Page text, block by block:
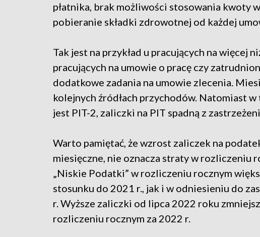
płatnika, brak możliwości stosowania kwoty
pobieranie składki zdrowotnej od każdej
Tak jest na przykład u pracujących na więcej
pracujących na umowie o pracę czy
dodatkowe zadania na umowie zlecenia.
kolejnych źródłach przychodów. Natomiast
jest PIT-2, zaliczki na PIT spadną z
Warto pamiętać, że wzrost zaliczek na
miesięczne, nie oznacza straty w rozliczeniu
„Niskie Podatki” w rozliczeniu rocznym
stosunku do 2021 r., jak i w odniesieniu do
r. Wyższe zaliczki od lipca 2022 roku
rozliczeniu rocznym za 2022 r.